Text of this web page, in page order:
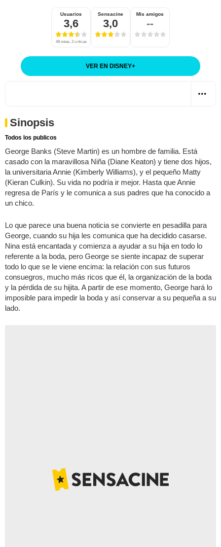
Usuarios
3,6
48 notas, 2 críticas
Sensacine
3,0
Mis amigos
--
VER EN DISNEY+
Sinopsis
Todos los publicos
George Banks (Steve Martin) es un hombre de familia. Está
casado con la maravillosa Niña (Diane Keaton) y tiene dos hijos,
la universitaria Annie (Kimberly Williams), y el pequeño Matty
(Kieran Culkin). Su vida no podría ir mejor. Hasta que Annie
regresa de París y le comunica a sus padres que ha conocido a
un chico.
Lo que parece una buena noticia se convierte en pesadilla para
George, cuando su hija les comunica que ha decidido casarse.
Nina está encantada y comienza a ayudar a su hija en todo lo
referente a la boda, pero George se siente incapaz de superar
todo lo que se le viene encima: la relación con sus futuros
consuegros, mucho más ricos que él, la organización de la boda
y la pérdida de su hijita. A partir de ese momento, George hará lo
imposible para impedir la boda y así conservar a su pequeña a su
lado.